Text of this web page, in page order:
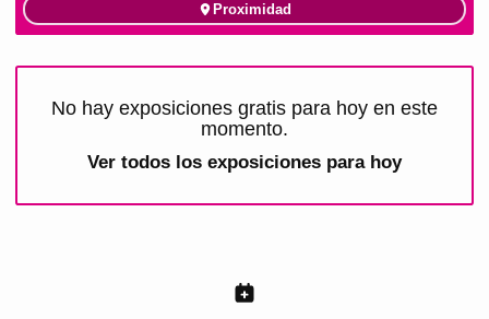
Proximidad
No hay exposiciones gratis para hoy en este
momento.
Ver todos los exposiciones para hoy